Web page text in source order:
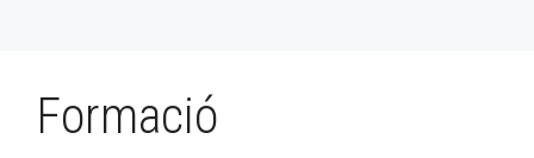
Formació